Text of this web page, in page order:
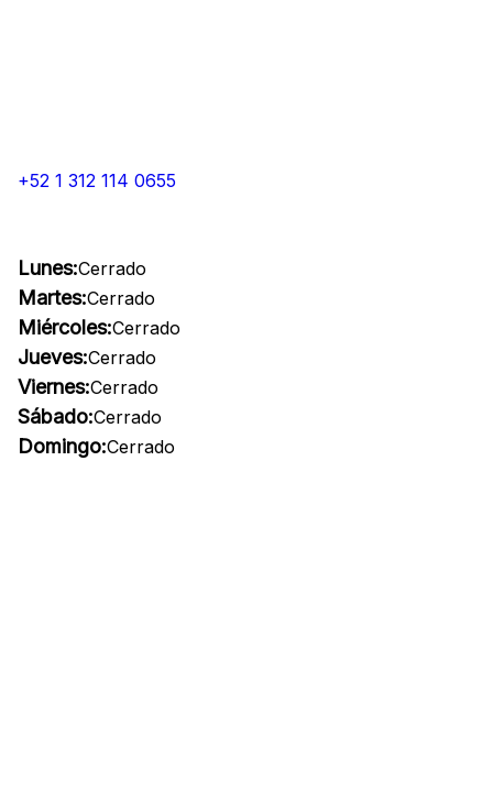
+52 1 312 114 0655
Lunes:Cerrado
Martes:Cerrado
Miércoles:Cerrado
Jueves:Cerrado
Viernes:Cerrado
Sábado:Cerrado
Domingo:Cerrado